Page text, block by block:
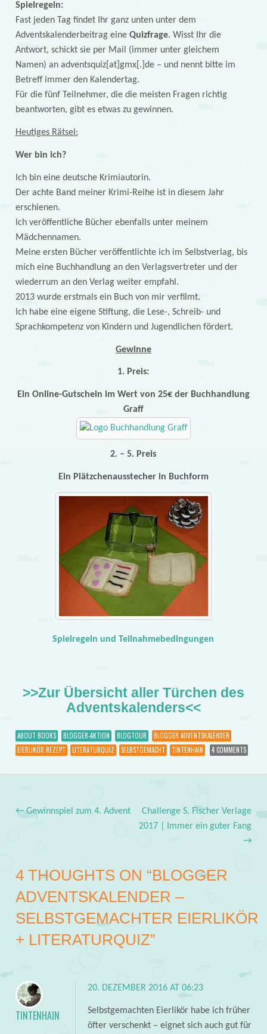
Spielregeln:
Fast jeden Tag findet Ihr ganz unten unter dem
Adventskalenderbeitrag eine Quizfrage. Wisst Ihr die
Antwort, schickt sie per Mail (immer unter gleichem
Namen) an adventsquiz[at]gmx[.]de – und nennt bitte im
Betreff immer den Kalendertag.
Für die fünf Teilnehmer, die die meisten Fragen richtig
beantworten, gibt es etwas zu gewinnen.
Heutiges Rätsel:
Wer bin ich?
Ich bin eine deutsche Krimiautorin.
Der achte Band meiner Krimi-Reihe ist in diesem Jahr
erschienen.
Ich veröffentliche Bücher ebenfalls unter meinem
Mädchennamen.
Meine ersten Bücher veröffentlichte ich im Selbstverlag, bis
mich eine Buchhandlung an den Verlagsvertreter und der
wiederrum an den Verlag weiter empfahl.
2013 wurde erstmals ein Buch von mir verfilmt.
Ich habe eine eigene Stiftung, die Lese-, Schreib- und
Sprachkompetenz von Kindern und Jugendlichen fördert.
Gewinne
1. Preis:
Ein Online-Gutschein im Wert von 25€ der Buchhandlung
Graff
2. – 5. Preis
Ein Plätzchenausstecher in Buchform
Spielregeln und Teilnahmebedingungen
>>Zur Übersicht aller Türchen des
Adventskalenders<<
ABOUT BOOKS BLOGGER-AKTION BLOGTOUR
BLOGGER ADVENTSKALENDER
EIERLIKÖR REZEPT
LITERATURQUIZ SELBSTGEMACHT TINTENHAIN 4 COMMENTS
Post navigation
←Gewinnspiel zum 4. Advent
Challenge S. Fischer Verlage
2017 | Immer ein guter Fang
→
4 THOUGHTS ON “BLOGGER
ADVENTSKALENDER –
SELBSTGEMACHTER EIERLIKÖR
+ LITERATURQUIZ”
TINTENHAIN
20. DEZEMBER 2016 AT 06:23
Selbstgemachten Eierlikör habe ich früher
öfter verschenkt – eignet sich auch gut für